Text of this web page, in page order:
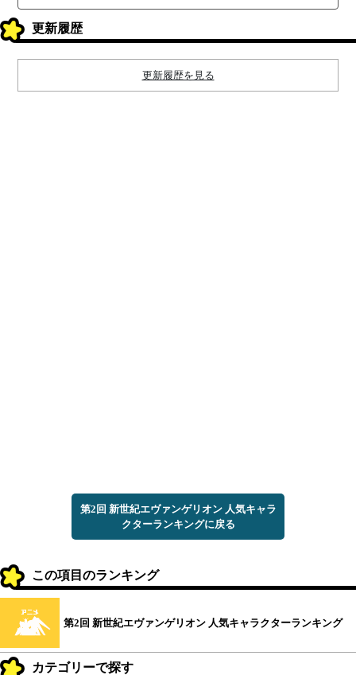
更新履歴
更新履歴を見る
第2回 新世紀エヴァンゲリオン 人気キャラ
クターランキングに戻る
この項目のランキング
第2回 新世紀エヴァンゲリオン 人気キャラクターランキング
カテゴリーで探す